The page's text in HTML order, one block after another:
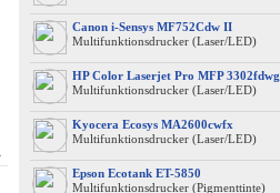
Canon i-Sensys MF752Cdw II
Multifunktionsdrucker (Laser/LED)
HP Color Laserjet Pro MFP 3302fdwg
Multifunktionsdrucker (Laser/LED)
Kyocera Ecosys MA2600cwfx
Multifunktionsdrucker (Laser/LED)
Epson Ecotank ET-5850
Multifunktionsdrucker (Pigmenttinte)